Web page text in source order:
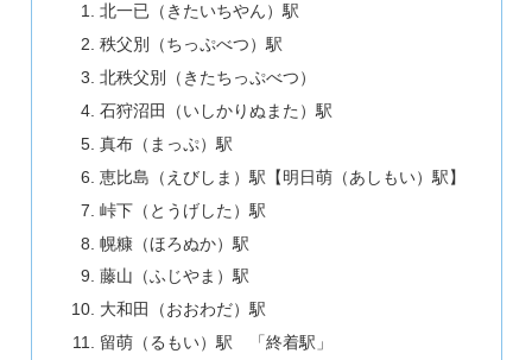
北一已（きたいちやん）駅
秩父別（ちっぷべつ）駅
北秩父別（きたちっぷべつ）
石狩沼田（いしかりぬまた）駅
真布（まっぷ）駅
恵比島（えびしま）駅【明日萌（あしもい）駅】
峠下（とうげした）駅
幌糠（ほろぬか）駅
藤山（ふじやま）駅
大和田（おおわだ）駅
留萌（るもい）駅 「終着駅」